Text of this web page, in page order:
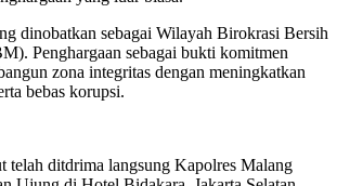
dinobatkan sebagai Wilayah Birokrasi Bersih
Penghargaan sebagai bukti komitmen
zona integritas dengan meningkatkan
bebas korupsi.
telah ditdrima langsung Kapolres Malang